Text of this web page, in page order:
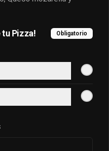
Pizza! Obligatorio